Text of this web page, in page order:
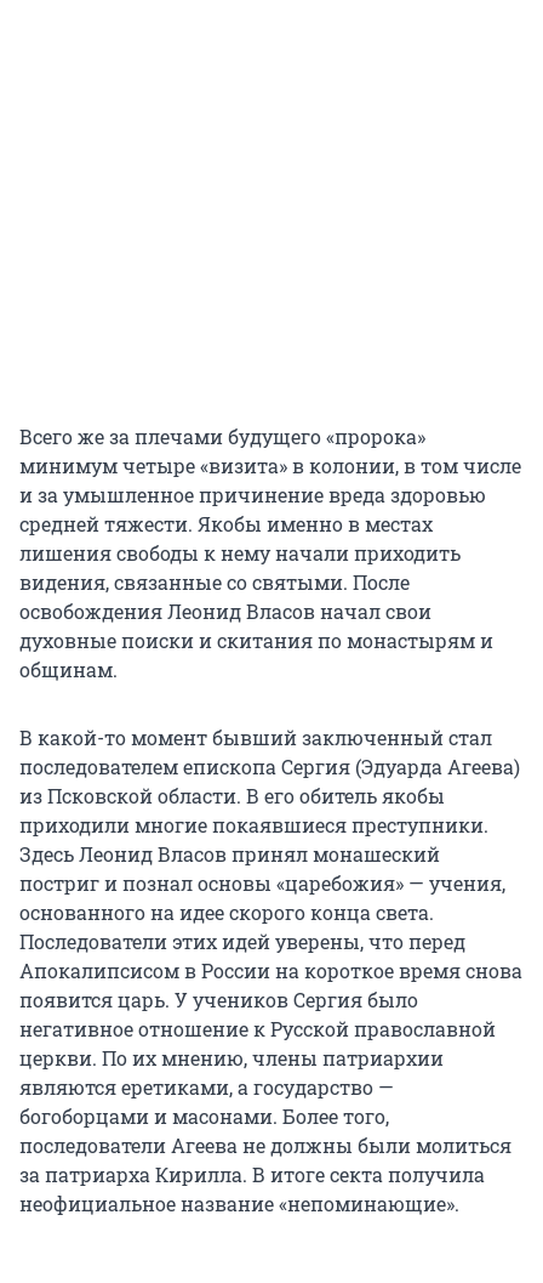
Всего же за плечами будущего «пророка»
минимум четыре «визита» в колонии, в том числе
и за умышленное причинение вреда здоровью
средней тяжести. Якобы именно в местах
лишения свободы к нему начали приходить
видения, связанные со святыми. После
освобождения Леонид Власов начал свои
духовные поиски и скитания по монастырям и
общинам.
В какой-то момент бывший заключенный стал
последователем епископа Сергия (Эдуарда Агеева)
из Псковской области. В его обитель якобы
приходили многие покаявшиеся преступники.
Здесь Леонид Власов принял монашеский
постриг и познал основы «царебожия» — учения,
основанного на идее скорого конца света.
Последователи этих идей уверены, что перед
Апокалипсисом в России на короткое время снова
появится царь. У учеников Сергия было
негативное отношение к Русской православной
церкви. По их мнению, члены патриархии
являются еретиками, а государство —
богоборцами и масонами. Более того,
последователи Агеева не должны были молиться
за патриарха Кирилла. В итоге секта получила
неофициальное название «непоминающие».